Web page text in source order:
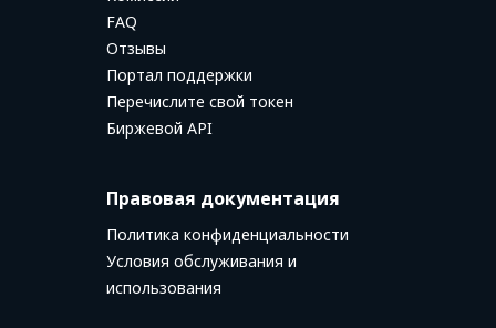
FAQ
Отзывы
Портал поддержки
Перечислите свой токен
Биржевой API
Правовая документация
Политика конфиденциальности
Условия обслуживания и
использования
Hi there 👋
How can we help you?